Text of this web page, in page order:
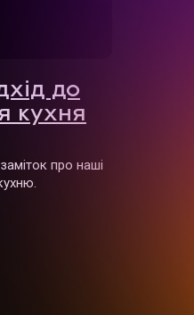
до
кухня
про наші